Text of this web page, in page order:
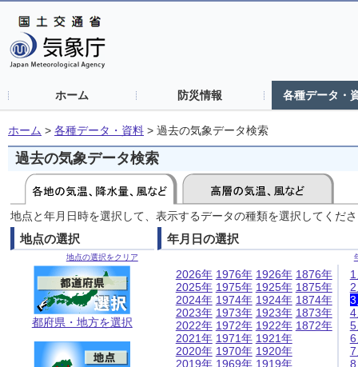
ホーム 防災情報 各種データ・
ホーム > 各種データ・資料 > 過去の気象データ検索
過去の気象データ検索
地点と年月日時を選択して、表示するデータの種類を選択してくだ
地点の選択
地点の選択をクリア
都府県・地方を選択
年月日の選択
2026年
2025年
2024年
2023年
2022年
2021年
2020年
2019年
1976年
1975年
1974年
1973年
1972年
1971年
1970年
1969年
1926年
1925年
1924年
1923年
1922年
1921年
1920年
1919年
1876年
1875年
1874年
1873年
1872年